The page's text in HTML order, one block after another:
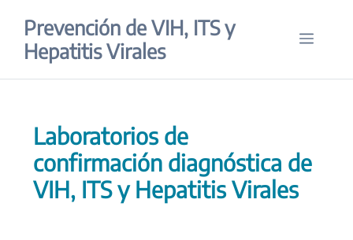
contenido
Prevención de VIH, ITS y
Hepatitis Virales
Menú
Laboratorios de
confirmación diagnóstica de
VIH, ITS y Hepatitis Virales